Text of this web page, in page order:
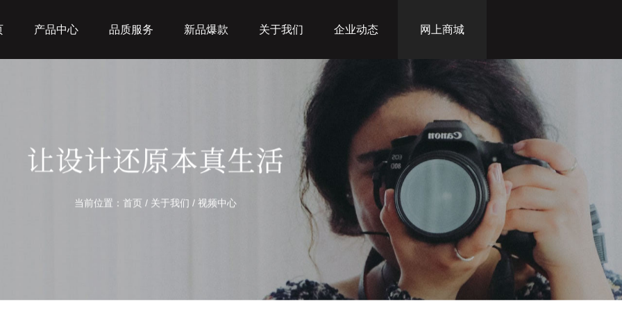
产品中心 品质服务 新品爆款 关于我们 企业动态 网上商城
当前位置： 首页 / 关于我们 / 视频中心